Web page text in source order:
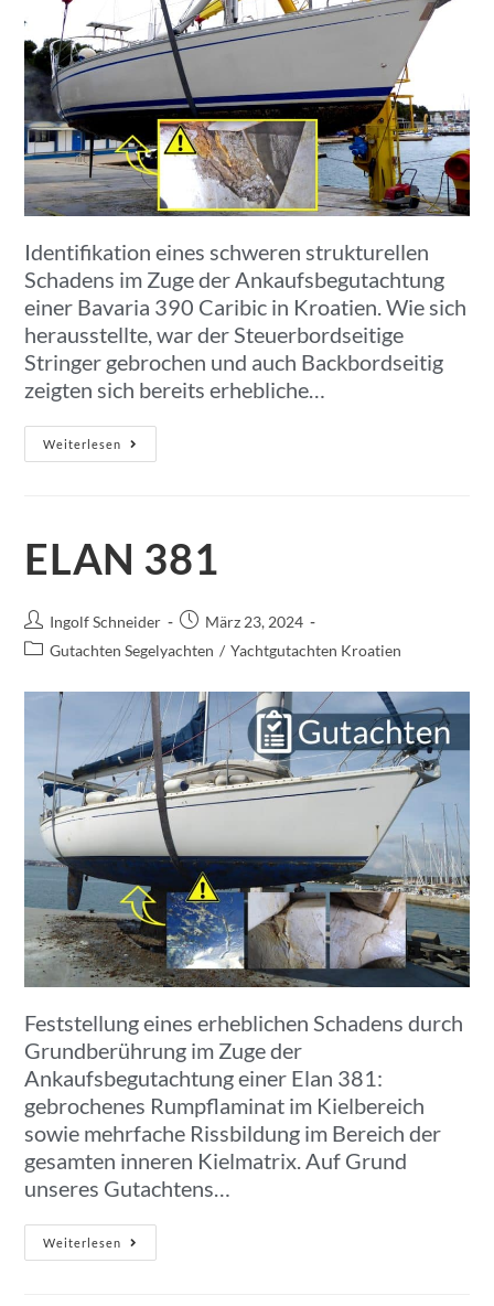
Identifikation eines schweren strukturellen
Schadens im Zuge der Ankaufsbegutachtung
einer Bavaria 390 Caribic in Kroatien. Wie sich
herausstellte, war der Steuerbordseitige
Stringer gebrochen und auch Backbordseitig
zeigten sich bereits erhebliche…
Weiterlesen
ELAN 381
Ingolf Schneider
März 23, 2024
Gutachten Segelyachten / Yachtgutachten Kroatien
Feststellung eines erheblichen Schadens durch
Grundberührung im Zuge der
Ankaufsbegutachtung einer Elan 381:
gebrochenes Rumpflaminat im Kielbereich
sowie mehrfache Rissbildung im Bereich der
gesamten inneren Kielmatrix. Auf Grund
unseres Gutachtens…
Weiterlesen